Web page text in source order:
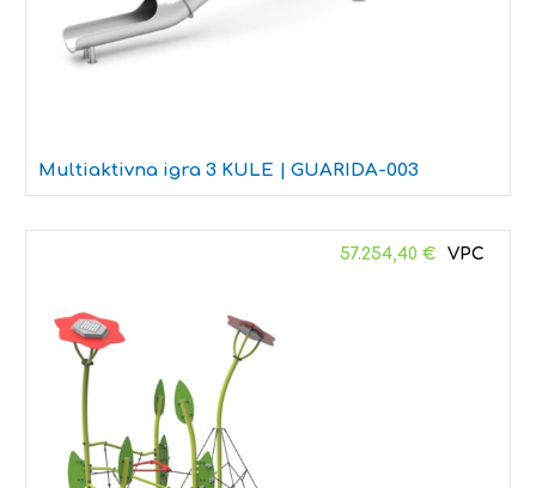
Multiaktivna igra 3 KULE | GUARIDA-003
57.254,40 €